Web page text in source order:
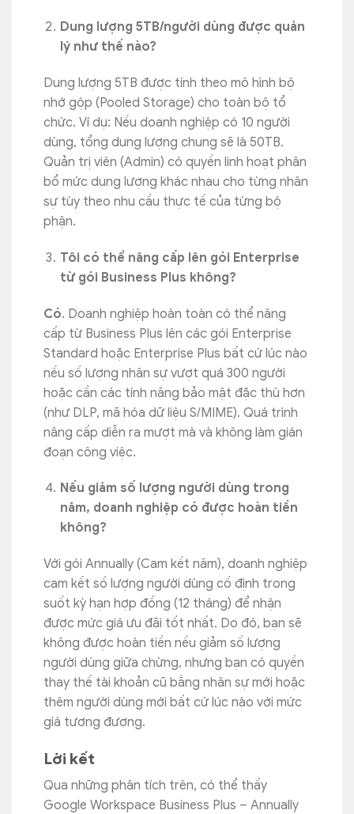
Dung lượng 5TB/người dùng được quản
lý như thế nào?
Dung lượng 5TB được tính theo mô hình bộ
nhớ gộp (Pooled Storage) cho toàn bộ tổ
chức. Ví dụ: Nếu doanh nghiệp có 10 người
dùng, tổng dung lượng chung sẽ là 50TB.
Quản trị viên (Admin) có quyền linh hoạt phân
bổ mức dung lượng khác nhau cho từng nhân
sự tùy theo nhu cầu thực tế của từng bộ
phận.
Tôi có thể nâng cấp lên gói Enterprise
từ gói Business Plus không?
Có. Doanh nghiệp hoàn toàn có thể nâng
cấp từ Business Plus lên các gói Enterprise
Standard hoặc Enterprise Plus bất cứ lúc nào
nếu số lượng nhân sự vượt quá 300 người
hoặc cần các tính năng bảo mật đặc thù hơn
(như DLP, mã hóa dữ liệu S/MIME). Quá trình
nâng cấp diễn ra mượt mà và không làm gián
đoạn công việc.
Nếu giảm số lượng người dùng trong
năm, doanh nghiệp có được hoàn tiền
không?
Với gói Annually (Cam kết năm), doanh nghiệp
cam kết số lượng người dùng cố định trong
suốt kỳ hạn hợp đồng (12 tháng) để nhận
được mức giá ưu đãi tốt nhất. Do đó, bạn sẽ
không được hoàn tiền nếu giảm số lượng
người dùng giữa chừng, nhưng bạn có quyền
thay thế tài khoản cũ bằng nhân sự mới hoặc
thêm người dùng mới bất cứ lúc nào với mức
giá tương đương.
Lời kết
Qua những phân tích trên, có thể thấy
Google Workspace Business Plus – Annually